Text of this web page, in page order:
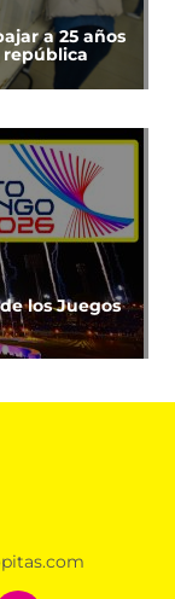
a 25 años
república
los Juegos